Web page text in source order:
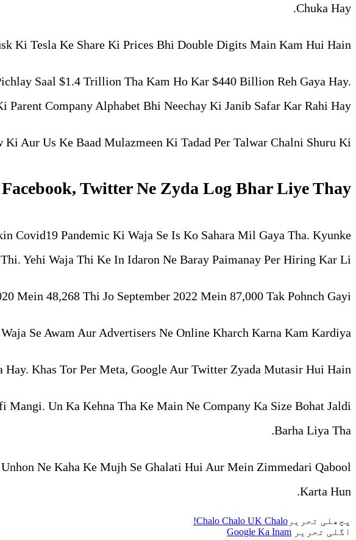
Chuka Hay.
Ki Tesla Ke Share Ki Prices Bhi Double Digits Main Kam Hui Hain.
Saal $1.4 Trillion Tha Kam Ho Kar $440 Billion Reh Gaya Hay.
Parent Company Alphabet Bhi Neechay Ki Janib Safar Kar Rahi Hay.
Aur Us Ke Baad Mulazmeen Ki Tadad Per Talwar Chalni Shuru Ki.
Twitter Ne Zyda Log Bhar Liye Thay?
Covid19 Pandemic Ki Waja Se Is Ko Sahara Mil Gaya Tha. Kyunke
Yehi Waja Thi Ke In Idaron Ne Baray Paimanay Per Hiring Kar Li.
Mein 48,268 Thi Jo September 2022 Mein 87,000 Tak Pohnch Gayi.
Se Awam Aur Advertisers Ne Online Kharch Karna Kam Kardiya.
Khas Tor Per Meta, Google Aur Twitter Zyada Mutasir Hui Hain.
Un Ka Kehna Tha Ke Main Ne Company Ka Size Bohat Jaldi
Barha Liya Tha.
Ne Kaha Ke Mujh Se Ghalati Hui Aur Mein Zimmedari Qabool
Karta Hun.
پچھلی تحریر Chalo Chalo UK Chalo!
اگلی تحریر Google Ka Inam